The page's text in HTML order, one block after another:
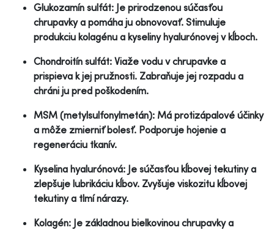
Glukozamín sulfát: Je prirodzenou súčasťou
chrupavky a pomáha ju obnovovať. Stimuluje
produkciu kolagénu a kyseliny hyalurónovej v kĺboch.
Chondroitín sulfát: Viaže vodu v chrupavke a
prispieva k jej pružnosti. Zabraňuje jej rozpadu a
chráni ju pred poškodením.
MSM (metylsulfonylmetán): Má protizápalové účinky
a môže zmierniť bolesť. Podporuje hojenie a
regeneráciu tkanív.
Kyselina hyalurónová: Je súčasťou kĺbovej tekutiny a
zlepšuje lubrikáciu kĺbov. Zvyšuje viskozitu kĺbovej
tekutiny a tlmí nárazy.
Kolagén: Je základnou bielkovinou chrupavky a